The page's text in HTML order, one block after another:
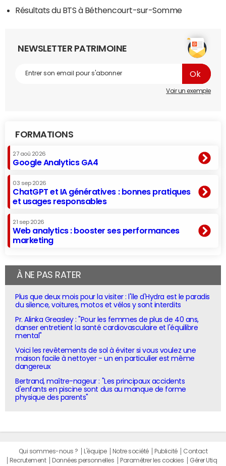
Résultats du BTS à Béthencourt-sur-Somme
NEWSLETTER PATRIMOINE
Voir un exemple
FORMATIONS
27 aoû 2026
Google Analytics GA4
03 sep 2026
ChatGPT et IA génératives : bonnes pratiques
et usages responsables
21 sep 2026
Web analytics : booster ses performances
marketing
À NE PAS RATER
Plus que deux mois pour la visiter : l'île d'Hydra est le paradis
du silence, voitures, motos et vélos y sont interdits
Pr. Alinka Greasley : "Pour les femmes de plus de 40 ans,
danser entretient la santé cardiovasculaire et l'équilibre
mental"
Voici les revêtements de sol à éviter si vous voulez une
maison facile à nettoyer - un en particulier est même
dangereux
Bertrand, maître-nageur : "Les principaux accidents
d'enfants en piscine sont dus au manque de forme
physique des parents"
Qui sommes-nous ? L'équipe Notre société Publicité
Contact
Recrutement
Données personnelles Paramétrer les cookies Gérer Utiq